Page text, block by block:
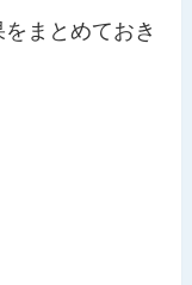
まとめておき